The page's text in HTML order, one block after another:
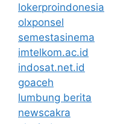
lokerproindonesia
olxponsel
semestasinema
imtelkom.ac.id
indosat.net.id
goaceh
lumbung berita
newscakra